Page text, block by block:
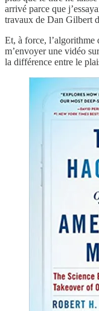
arrivé parce que
travaux de Dan Gilbert
Et, à force, l’algorithme
m’envoyer une vidéo
la différence entre le